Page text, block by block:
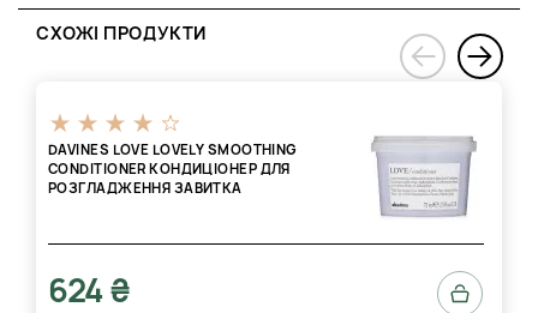
СХОЖІ ПРОДУКТИ
DAVINES LOVE LOVELY SMOOTHING
CONDITIONER КОНДИЦІОНЕР ДЛЯ
РОЗГЛАДЖЕННЯ ЗАВИТКА
624 ₴
‹
›